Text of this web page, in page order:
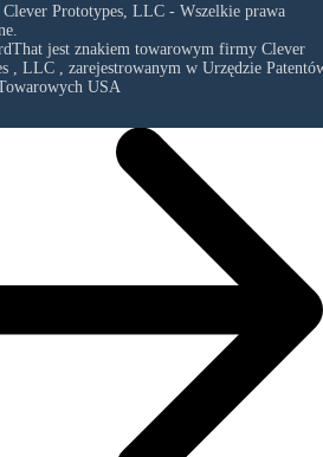
Prototypes, LLC - Wszelkie prawa
jest znakiem towarowym firmy Clever
, LLC, zarejestrowanym w Urzędzie
USA